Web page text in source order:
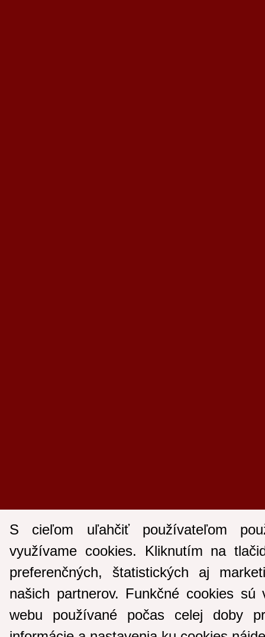
S cieľom uľahčiť používateľom
využívame cookies. Kliknutím na
preferenčných, štatistických aj
našich partnerov. Funkčné cookies sú
webu používané počas celej doby